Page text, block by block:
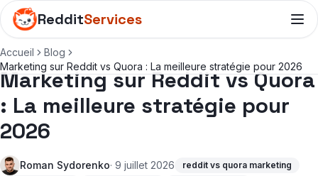
RedditServices
Accueil
Blog
Marketing sur Reddit vs Quora : La meilleure stratégie pour 2026
Marketing sur Reddit vs Quora
: La meilleure stratégie pour
2026
Roman Sydorenko· 9 juillet 2026
reddit vs quora marketing